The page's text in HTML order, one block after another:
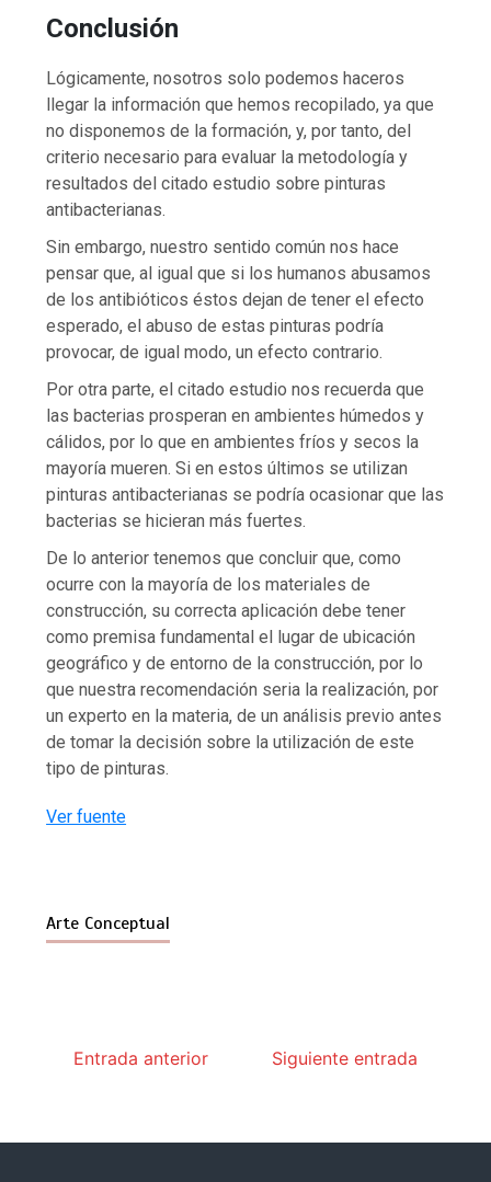
Conclusión
Lógicamente, nosotros solo podemos haceros
llegar la información que hemos recopilado, ya que
no disponemos de la formación, y, por tanto, del
criterio necesario para evaluar la metodología y
resultados del citado estudio sobre pinturas
antibacterianas.
Sin embargo, nuestro sentido común nos hace
pensar que, al igual que si los humanos abusamos
de los antibióticos éstos dejan de tener el efecto
esperado, el abuso de estas pinturas podría
provocar, de igual modo, un efecto contrario.
Por otra parte, el citado estudio nos recuerda que
las bacterias prosperan en ambientes húmedos y
cálidos, por lo que en ambientes fríos y secos la
mayoría mueren. Si en estos últimos se utilizan
pinturas antibacterianas se podría ocasionar que las
bacterias se hicieran más fuertes.
De lo anterior tenemos que concluir que, como
ocurre con la mayoría de los materiales de
construcción, su correcta aplicación debe tener
como premisa fundamental el lugar de ubicación
geográfico y de entorno de la construcción, por lo
que nuestra recomendación seria la realización, por
un experto en la materia, de un análisis previo antes
de tomar la decisión sobre la utilización de este
tipo de pinturas.
Ver fuente
Arte Conceptual
Entrada anterior Siguiente entrada